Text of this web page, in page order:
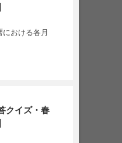
おける各月
クイズ・春